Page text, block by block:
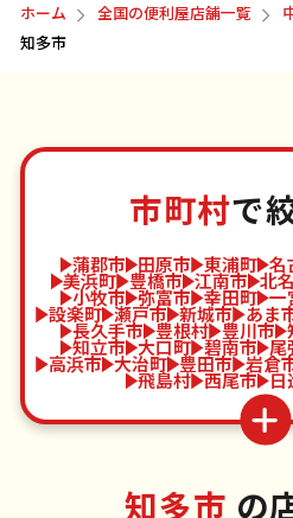
ホーム 全国の便利屋店舗一覧
知多市
市町村で
蒲郡市 田原市 東浦町 名
美浜町 豊橋市 江南市 北
小牧市 弥富市 幸田町 一
設楽町 瀬戸市 新城市 あま
長久手市 豊根村 豊川市
知立市 大口町 碧南市 尾
高浜市 大治町 豊田市 岩倉
飛島村 西尾市 日
知多市 の